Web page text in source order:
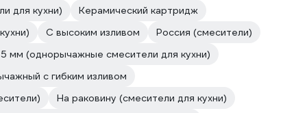
для кухни)
Керамический картридж
С высоким изливом
Россия (смесители)
мм (однорычажные смесители для кухни)
с гибким изливом
На раковину (смесители для кухни)